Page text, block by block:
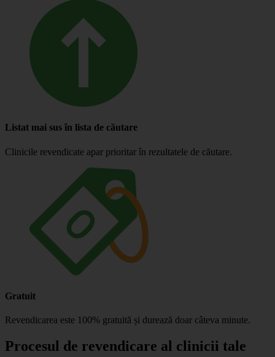
Listat mai sus în lista de căutare
Clinicile revendicate apar prioritar în rezultatele de căutare.
Gratuit
Revendicarea este 100% gratuită și durează doar câteva minute.
Procesul de revendicare al clinicii tale